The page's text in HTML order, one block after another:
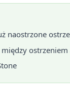
naostrzone ostrze